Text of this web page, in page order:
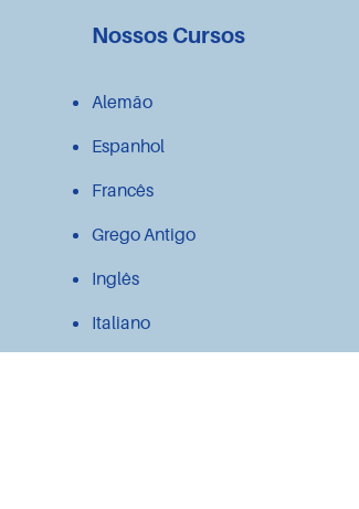
Nossos Cursos
Alemão
Espanhol
Francês
Grego Antigo
Inglês
Italiano